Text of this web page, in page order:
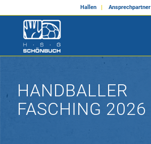
Hallen Ansprechpartner
HANDBALLER
FASCHING 2026